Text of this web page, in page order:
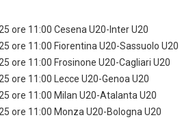
ore 11:00 Cesena U20-Inter U20
ore 11:00 Fiorentina U20-Sassuolo U20
ore 11:00 Frosinone U20-Cagliari U20
ore 11:00 Lecce U20-Genoa U20
ore 11:00 Milan U20-Atalanta U20
ore 11:00 Monza U20-Bologna U20